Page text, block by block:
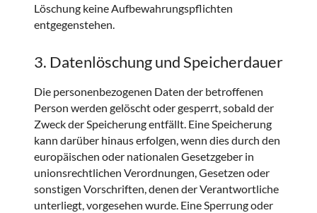
Löschung keine Aufbewahrungspflichten
entgegenstehen.
3. Datenlöschung und Speicherdauer
Die personenbezogenen Daten der betroffenen
Person werden gelöscht oder gesperrt, sobald der
Zweck der Speicherung entfällt. Eine Speicherung
kann darüber hinaus erfolgen, wenn dies durch den
europäischen oder nationalen Gesetzgeber in
unionsrechtlichen Verordnungen, Gesetzen oder
sonstigen Vorschriften, denen der Verantwortliche
unterliegt, vorgesehen wurde. Eine Sperrung oder